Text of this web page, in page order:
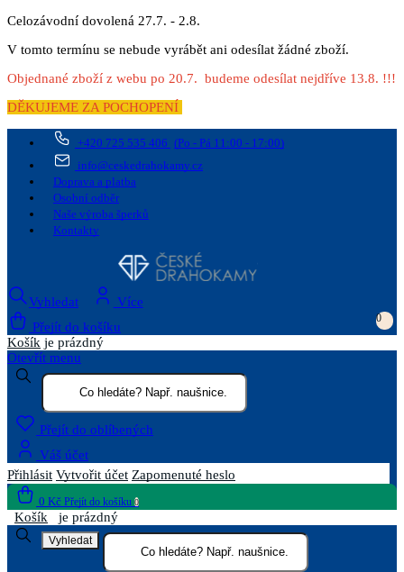
Celozávodní dovolená 27.7. - 2.8.
V tomto termínu se nebude vyrábět ani odesílat žádné zboží.
Objednané zboží z webu po 20.7. budeme odesílat nejdříve 13.8. !!!
DĚKUJEME ZA POCHOPENÍ
+420 725 535 406 (Po - Pá 11:00 - 17:00)
info@ceskedrahokamy.cz
Doprava a platba
Osobní odběr
Naše výroba šperků
Kontakty
Vyhledat
Více
Přejít do košíku
0
Košík je prázdný
Otevřít menu
Přejít do oblíbených
Váš účet
Přihlásit Vytvořit účet Zapomenuté heslo
0 Kč Přejít do košíku 0
Košík je prázdný
Vyhledat